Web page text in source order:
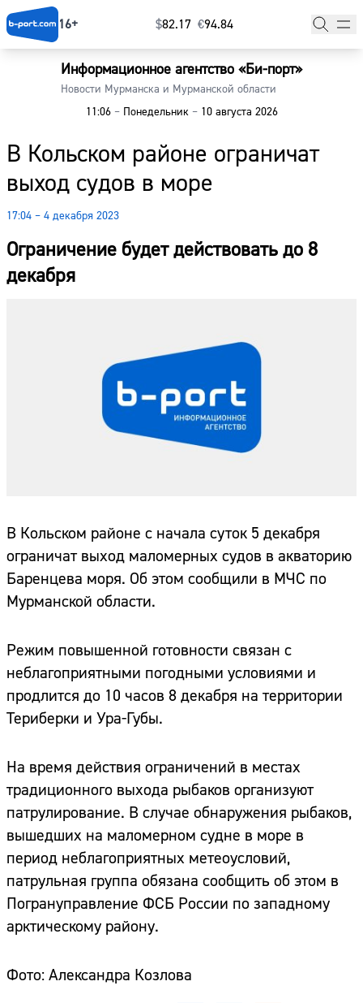
16+ $⁠82.17 €⁠94.84
Информационное агентство «Би-порт»
Новости Мурманска и Мурманской области
11:06 –Понедельник –10 августа 2026
В Кольском районе ограничат
выход судов в море
17:04 – 4 декабря 2023
Ограничение будет действовать до 8
декабря
В Кольском районе с начала суток 5 декабря
ограничат выход маломерных судов в акваторию
Баренцева моря. Об этом сообщили в МЧС по
Мурманской области.
Режим повышенной готовности связан с
неблагоприятными погодными условиями и
продлится до 10 часов 8 декабря на территории
Териберки и Ура-Губы.
На время действия ограничений в местах
традиционного выхода рыбаков организуют
патрулирование. В случае обнаружения рыбаков,
вышедших на маломерном судне в море в
период неблагоприятных метеоусловий,
патрульная группа обязана сообщить об этом в
Погрануправление ФСБ России по западному
арктическому району.
Фото: Александра Козлова
Главная
Наши гости
Фоторепортажи
Погода
Курсы валют